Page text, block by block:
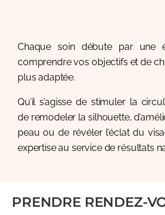
Chaque soin débute par une
comprendre vos objectifs et de
plus adaptée.
Qu’il s’agisse de stimuler la
de remodeler la silhouette,
peau ou de révéler l’éclat du
expertise au service de résultats
PRENDRE RENDEZ-